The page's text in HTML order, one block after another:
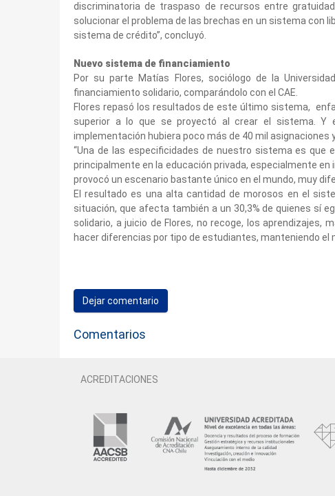
discriminatoria de traspaso de recursos entre
solucionar el problema de las brechas en un sistema con
sistema de crédito”, concluyó.
Nuevo sistema de financiamiento
Por su parte Matías Flores, sociólogo de la
financiamiento solidario, comparándolo con el CAE.
Flores repasó los resultados de este último sistema,
superior a lo que se proyectó al crear el sistema. Y
implementación hubiera poco más de 40 mil asignaciones
“Una de las especificidades de nuestro sistema es que
principalmente en la educación privada, especialmente
provocó un escenario bastante único en el mundo, muy
El resultado es una alta cantidad de morosos en el
situación, que afecta también a un 30,3% de quienes sí
solidario, a juicio de Flores, no recoge, los aprendizajes,
hacer diferencias por tipo de estudiantes, manteniendo el
Dejar comentario
Comentarios
ACREDITACIONES